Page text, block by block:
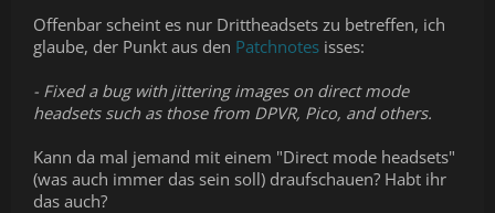
Offenbar scheint es nur Drittheadsets zu betreffen, ich
glaube, der Punkt aus den Patchnotes isses:
- Fixed a bug with jittering images on direct mode
headsets such as those from DPVR, Pico, and others.
Kann da mal jemand mit einem "Direct mode headsets"
(was auch immer das sein soll) draufschauen? Habt ihr
das auch?